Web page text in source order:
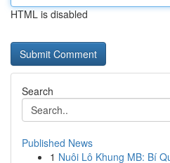
HTML is disabled
Search
Published News
1 Nuôi Lô Khung MB: Bí